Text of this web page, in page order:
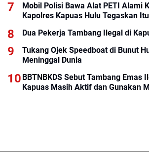
Mobil Polisi Bawa Alat PETI Alami
Kapolres Kapuas Hulu Tegaskan
Dua Pekerja Tambang Ilegal di
Tukang Ojek Speedboat di Bunut
Meninggal Dunia
BBTNBKDS Sebut Tambang Emas
Kapuas Masih Aktif dan Gunakan